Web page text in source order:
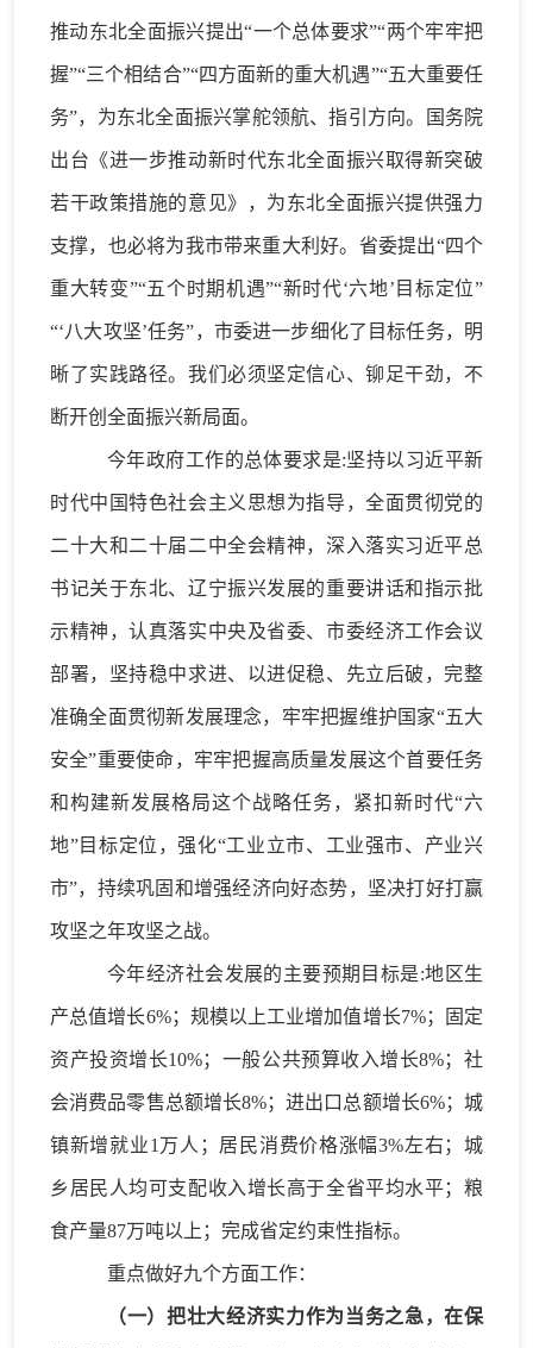
推动东北全面振兴提出“一个总体要求”“两个牢牢把
握”“三个相结合”“四方面新的重大机遇”“五大重要任
务”，为东北全面振兴掌舵领航、指引方向。国务院
出台《进一步推动新时代东北全面振兴取得新突破
若干政策措施的意见》，为东北全面振兴提供强力
支撑，也必将为我市带来重大利好。省委提出“四个
重大转变”“五个时期机遇”“新时代‘六地’ 目标定位”
“‘八大攻坚’任务”，市委进一步细化了目标任务，明
晰了实践路径。我们必须坚定信心、铆足干劲，不
断开创全面振兴新局面。
今年政府工作的总体要求是:坚持以习近平新
时代中国特色社会主义思想为指导，全面贯彻党的
二十大和二十届二中全会精神，深入落实习近平总
书记关于东北、辽宁振兴发展的重要讲话和指示批
示精神，认真落实中央及省委、市委经济工作会议
部署，坚持稳中求进、以进促稳、先立后破，完整
准确全面贯彻新发展理念， 牢牢把握维护国家“五大
安全”重要使命， 牢牢把握高质量发展这个首要任务
和构建新发展格局这个战略任务， 紧扣新时代“六
地”目标定位，强化“工业立市、工业强市、产业兴
市”，持续巩固和增强经济向好态势，坚决打好打赢
攻坚之年攻坚之战。
今年经济社会发展的主要预期目标是:地区生
产总值增长6%；规模以上工业增加值增长7%；固定
资产投资增长10%；一般公共预算收入增长8%；社
会消费品零售总额增长8%；进出口总额增长6%；城
镇新增就业1万人； 居民消费价格涨幅3%左右；城
乡居民人均可支配收入增长高于全省平均水平；粮
食产量87万吨以上；完成省定约束性指标。
重点做好九个方面工作：
（一）把壮大经济实力作为当务之急，在保